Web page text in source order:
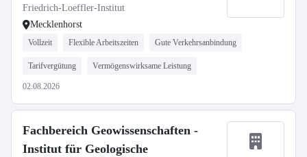
Friedrich-Loeffler-Institut
Mecklenhorst
Vollzeit Flexible Arbeitszeiten Gute Verkehrsanbindung
Tarifvergütung Vermögenswirksame Leistung
02.08.2026
Fachbereich Geowissenschaften -
Institut für Geologische